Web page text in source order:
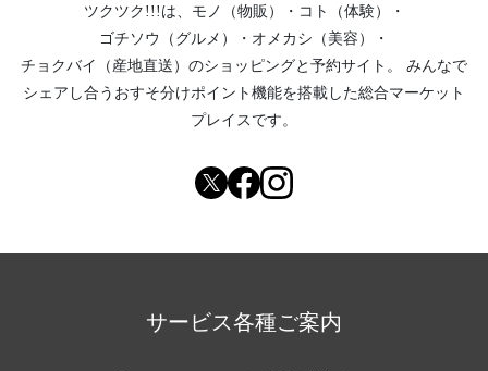
ツクツク!!!は、 モノ（物販） ・ コト（体験）
・
ゴチソウ（グルメ）
・ オメカシ（美容）
・
チョクバイ（産地直送） のショッピングと予約サイト。
みんなで
シェアし合う おすそ分けポイント機能を搭載した総合マーケット
プレイスです。
サービス各種ご案内